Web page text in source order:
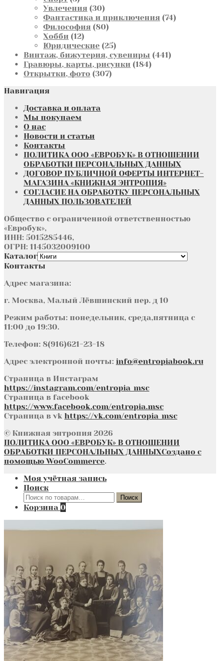
товара
Увлечения 3030
товаров
Фантастика и приключения 7474
Философия 8080
Хобби 1212
товаров
Юридические 2525
товаров
Винтаж, бижутерия, сувениры 441441
Гравюры, карты, рисунки 184184
Открытки, фото 307307
Навигация
Доставка и оплата
Мы покупаем
О нас
Новости и статьи
Контакты
ПОЛИТИКА ООО «ЕВРОБУК» В ОТНОШЕНИИ
ОБРАБОТКИ ПЕРСОНАЛЬНЫХ ДАННЫХ
ДОГОВОР ПУБЛИЧНОЙ ОФЕРТЫ ИНТЕРНЕТ-
МАГАЗИНА «КНИЖНАЯ ЭНТРОПИЯ»
СОГЛАСИЕ НА ОБРАБОТКУ ПЕРСОНАЛЬНЫХ
ДАННЫХ ПОЛЬЗОВАТЕЛЕЙ
Общество с ограниченной ответственностью
«Евробук»,
ИНН: 5015285446,
ОГРН: 1145032009100
Каталог
Контакты
Адрес магазина:
г. Москва, Малый Лёвшинский пер. д 10
Режим работы: понедельник, среда,пятница с
11:00 до 19:30.
Телефон: 8(916)621-23-18
Адрес электронной почты: info@entropiabook.ru
Страница в Инстаграм
https://instagram.com/entropia_msc
Страница в facebook
https://www.facebook.com/entropia.msc
Страница в vk https://vk.com/entropia_msc
© Книжная энтропия 2026
ПОЛИТИКА ООО «ЕВРОБУК» В ОТНОШЕНИИ
ОБРАБОТКИ ПЕРСОНАЛЬНЫХ ДАННЫХСоздано с
помощью WooCommerce.
Моя учётная запись
Поиск
Искать:
Поиск
Корзина 0